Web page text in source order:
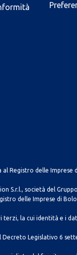
Registro delle Imprese
S.r.l., società del Gruppo
delle Imprese di
la cui identità e i
Legislativo 6